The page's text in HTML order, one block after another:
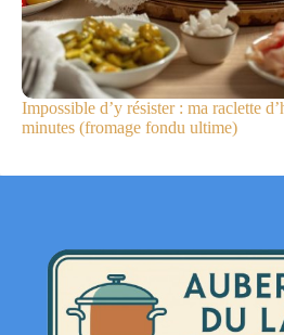
Impossible d’y résister : ma raclette
minutes (fromage fondu ultime)